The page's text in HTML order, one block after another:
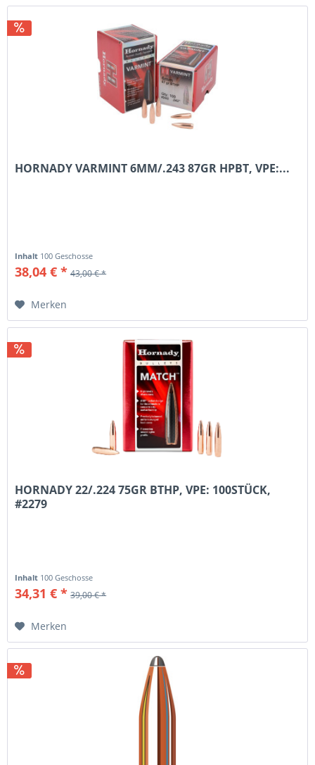
HORNADY VARMINT 6MM/.243 87GR HPBT, VPE:...
Inhalt 100 Geschosse
38,04 € * 43,00 € *
Merken
HORNADY 22/.224 75GR BTHP, VPE: 100STÜCK,
#2279
Inhalt 100 Geschosse
34,31 € * 39,00 € *
Merken